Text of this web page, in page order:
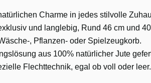
Charme in jedes stilvolle
und langlebig, Rund 46 cm und
, Pflanzen- oder Spielzeugkorb.
aus 100% natürlicher Jute
Flechttechnik, egal ob voll oder leer.